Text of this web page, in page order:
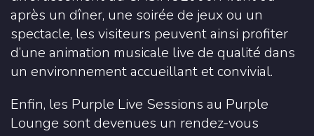
après un dîner, une soirée de jeux ou un
spectacle, les visiteurs peuvent ainsi profiter
d’une animation musicale live de qualité dans
un environnement accueillant et convivial.
Enfin, les Purple Live Sessions au Purple
Lounge sont devenues un rendez-vous